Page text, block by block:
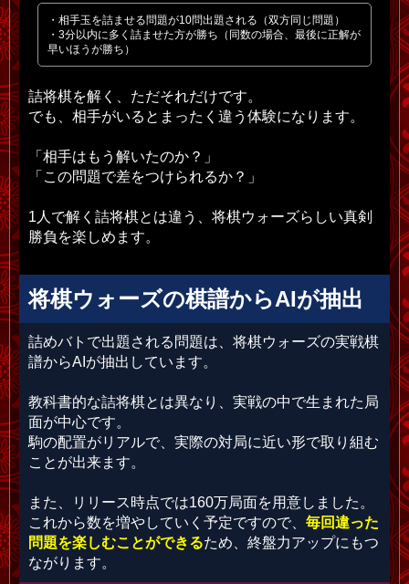
・相手玉を詰ませる問題が10問出題される（双方同じ問題）
・3分以内に多く詰ませた方が勝ち（同数の場合、最後に正解が
早いほうが勝ち）
詰将棋を解く、ただそれだけです。
でも、相手がいるとまったく違う体験になります。
「相手はもう解いたのか？」
「この問題で差をつけられるか？」
1人で解く詰将棋とは違う、将棋ウォーズらしい真剣
勝負を楽しめます。
将棋ウォーズの棋譜からAIが抽出
詰めバトで出題される問題は、将棋ウォーズの実戦棋
譜からAIが抽出しています。
教科書的な詰将棋とは異なり、実戦の中で生まれた局
面が中心です。
駒の配置がリアルで、実際の対局に近い形で取り組む
ことが出来ます。
また、リリース時点では160万局面を用意しました。
これから数を増やしていく予定ですので、 毎回違った
問題を楽しむことができるため、終盤力アップにもつ
ながります。